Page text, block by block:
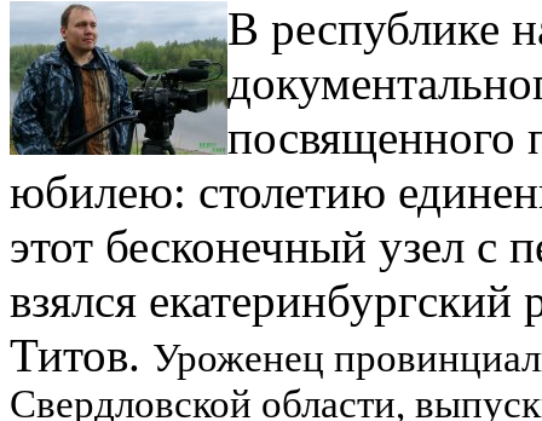
В республике
посвященного
юбилею: столетию
этот бесконечный узел с
взялся
Титов. Уроженец
Свердловской области,